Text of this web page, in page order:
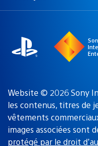
Website © 2026 Sony
les contenus, titres de
vêtements
images associées sont
protégé par le droit